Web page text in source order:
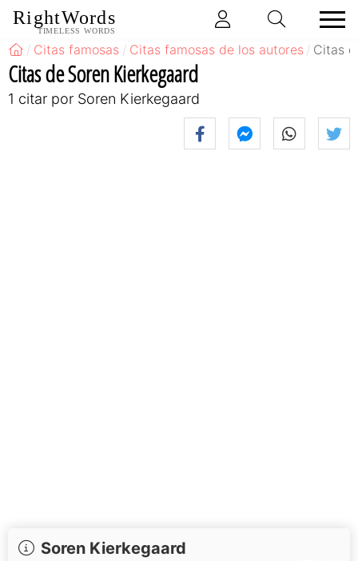
RightWords
TIMELESS WORDS
Citas famosas Citas famosas de los autores Citas
Citas de Soren Kierkegaard
1 citar por Soren Kierkegaard
Soren Kierkegaard